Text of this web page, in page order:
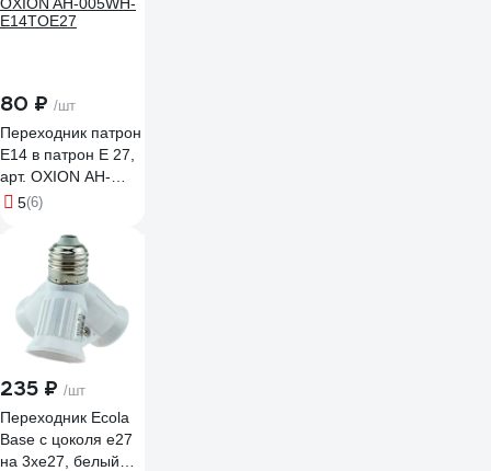
80 ₽ /шт
Переходник патрон
Е14 в патрон Е 27,
арт. OXION AH-
005WH-E14TOE27
5(6)
235 ₽ /шт
Переходник Ecola
Base с цоколя e27
на 3хe27, белый